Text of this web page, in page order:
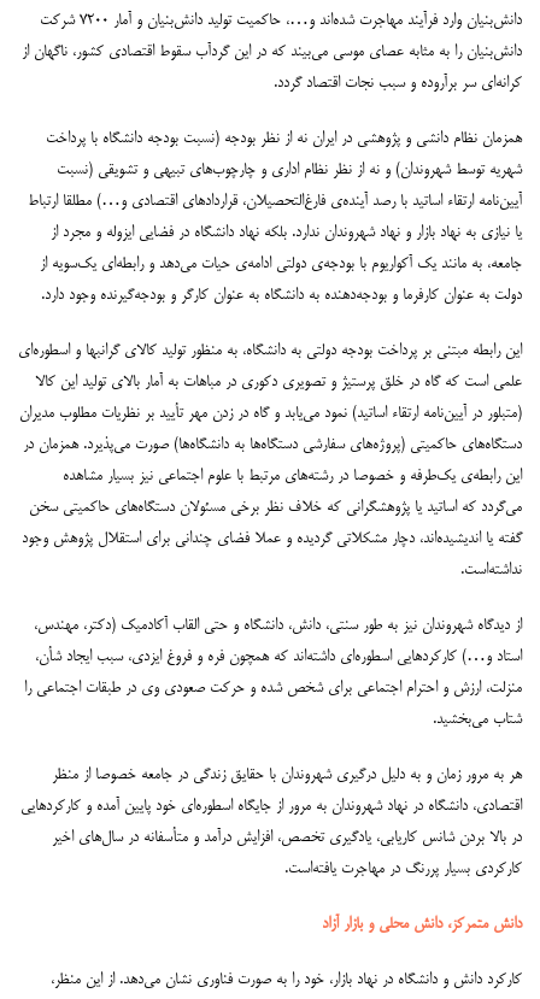
دانش‌بنیان وارد فرآیند مهاجرت شده‌اند و…، حاکمیت تولید دانش‌بنیان و آمار ۷۲۰۰ شرکت
دانش‌بنیان را به مثابه عصای موسی می‌بیند که در این گردآب سقوط اقتصادی کشور، ناگهان از
کرانه‌ای سر برآروده و سبب نجات اقتصاد گردد.
همزمان نظام دانشی و پژوهشی در ایران نه از نظر بودجه (نسبت بودجه دانشگاه با پرداخت
شهریه توسط شهروندان) و نه از نظر نظام اداری و چارچوب‌های تبیهی و تشویقی (نسبت
آیین‌نامه ارتقاء اساتید با رصد آینده‌ی فارغ‌التحصیلان، قراردادهای اقتصادی و…) مطلقا ارتباط
یا نیازی به نهاد بازار و نهاد شهروندان ندارد. بلکه نهاد دانشگاه در فضایی ایزوله و مجرد از
جامعه، به مانند یک آکواریوم با بودجه‌ی دولتی ادامه‌ی حیات می‌دهد و رابطه‌ای یک‌سویه از
دولت به عنوان کارفرما و بودجه‌دهنده به دانشگاه به عنوان کارگر و بودجه‌گیرنده وجود دارد.
این رابطه مبتنی بر پرداخت بودجه دولتی به دانشگاه، به منظور تولید کالای گرانبها و اسطوره‌ای
علمی است که گاه در خلق پرستیژ و تصویری دکوری در مباهات به آمار بالای تولید این کالا
(متبلور در آیین‌نامه ارتقاء اساتید) نمود می‌یابد و گاه در زدن مهر تأیید بر نظریات مطلوب مدیران
دستگاه‌های حاکمیتی (پروژه‌های سفارشی دستگاه‌ها به دانشگاه‌ها) صورت می‌پذیرد. همزمان در
این رابطه‌ی یک‌طرفه و خصوصا در رشته‌های مرتبط با علوم اجتماعی نیز بسیار مشاهده
می‌گردد که اساتید یا پژوهشگرانی که خلاف نظر برخی مسئولان دستگاه‌های حاکمیتی سخن
گفته یا اندیشیده‌اند، دچار مشکلاتی گردیده و عملا فضای چندانی برای استقلال پژوهش وجود
نداشته‌است.
از دیدگاه شهروندان نیز به طور سنتی، دانش، دانشگاه و حتی القاب آکادمیک (دکتر، مهندس،
استاد و…) کارکردهایی اسطوره‌ای داشته‌اند که همچون فره و فروغ ایزدی، سبب ایجاد شأن،
منزلت، ارزش و احترام اجتماعی برای شخص شده و حرکت صعودی وی در طبقات اجتماعی را
شتاب می‌بخشید.
هر به مرور زمان و به دلیل درگیری شهروندان با حقایق زندگی در جامعه خصوصا از منظر
اقتصادی، دانشگاه در نهاد شهروندان به مرور از جایگاه اسطوره‌ای خود پایین آمده و کارکردهایی
در بالا بردن شانس کاریابی، یادگیری تخصص، افزایش درآمد و متأسفانه در سال‌های اخیر
کارکردی بسیار پررنگ در مهاجرت یافته‌است.
دانش متمرکز، دانش محلی و بازار آزاد
کارکرد دانش و دانشگاه در نهاد بازار، خود را به صورت فناوری نشان می‌دهد. از این منظر،